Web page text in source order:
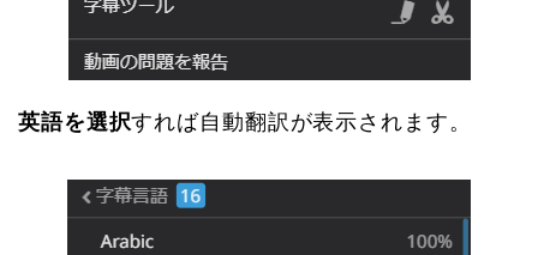
英語を選択すれば自動翻訳が表示されます。